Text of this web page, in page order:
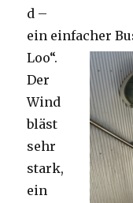
d –
ein einfacher
Loo“.
Der
Wind
bläst
sehr
stark,
ein